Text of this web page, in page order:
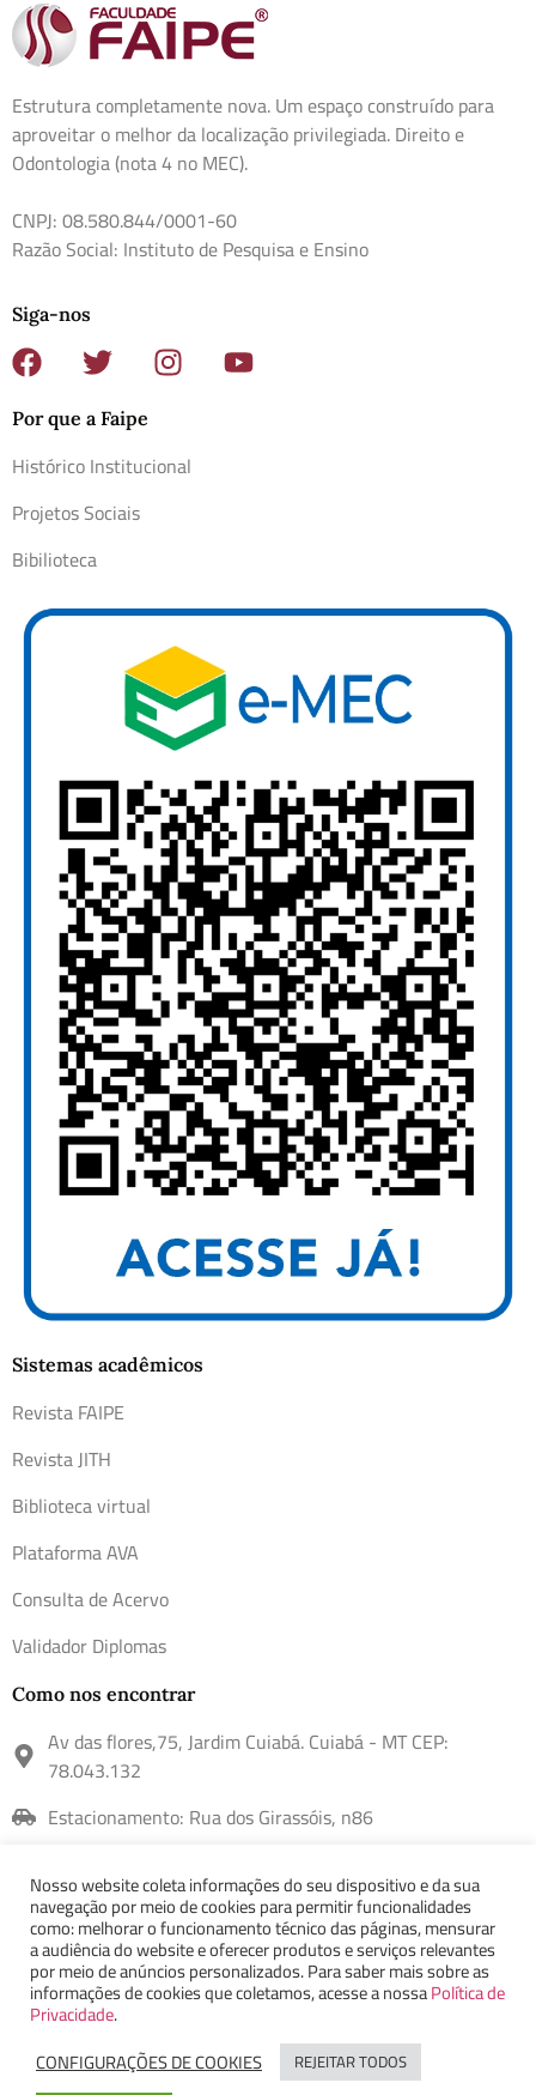
Estrutura completamente nova. Um espaço construído para
aproveitar o melhor da localização privilegiada. Direito e
Odontologia (nota 4 no MEC).
CNPJ: 08.580.844/0001-60
Razão Social: Instituto de Pesquisa e Ensino
Siga-nos
Por que a Faipe
Histórico Institucional
Projetos Sociais
Bibilioteca
Sistemas acadêmicos
Revista FAIPE
Revista JITH
Biblioteca virtual
Plataforma AVA
Consulta de Acervo
Validador Diplomas
Como nos encontrar
Av das flores,75, Jardim Cuiabá. Cuiabá - MT CEP:
78.043.132
Estacionamento: Rua dos Girassóis, n86
contato@faipe.edu.br
Contato
Faculdade FAIPE - ©2022 Todos os direitos reservados
FAQPolítica de privacidadeSitemap
Nosso website coleta informações do seu dispositivo e da sua
navegação por meio de cookies para permitir funcionalidades
como: melhorar o funcionamento técnico das páginas, mensurar
a audiência do website e oferecer produtos e serviços relevantes
por meio de anúncios personalizados. Para saber mais sobre as
informações de cookies que coletamos, acesse a nossaPolítica de
Privacidade.
CONFIGURAÇÕES DE COOKIES
REJEITAR TODOS